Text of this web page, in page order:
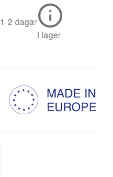
1-2 dagar
I lager